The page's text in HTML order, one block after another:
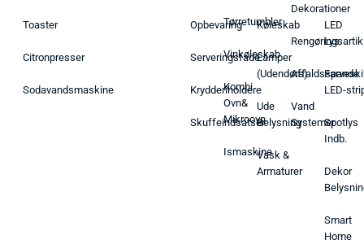
Toaster
Citronpresser
Sodavandsmaskine
Opbevaring
Serveringsfade
Krydderiholdere
Skuffeindsatser
Tørretumbler
Vinkøleskab
Kombi
Ovn&
Mikroovn
Ismaskine
Køleskab
Lamper
(Udendørs)
Ude
Belysning
Vask &
Armaturer
Dekorationer
Affaldsspande
Vand
Systemer
LED
Lys
LED-
Spotlys
Indb.
Dekor
Smart
Home